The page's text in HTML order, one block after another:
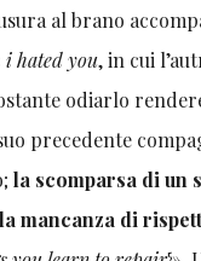
al brano
hated you, in cui
odiarlo
precedente
la scomparsa di un
mancanza di
5